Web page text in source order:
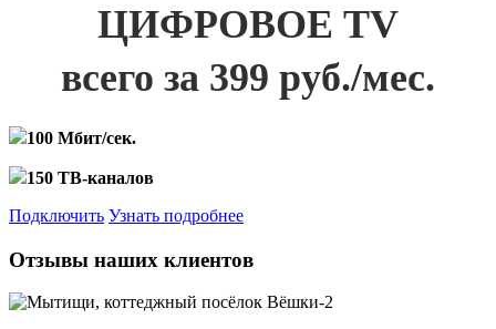
ЦИФРОВОЕ TV
всего за 399 руб./мес.
100 Мбит/сек.
150 ТВ-каналов
Подключить Узнать подробнее
Отзывы наших клиентов